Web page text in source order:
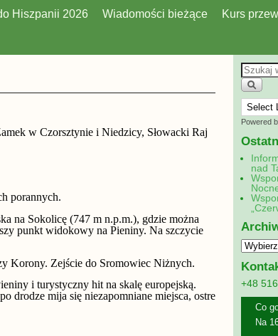
Hiszpanii 2026 Wiadomości bieżące Kurs
w Czorsztynie i Niedzicy, Słowacki Raj
porannych.
na Sokolicę (747 m n.p.m.), gdzie można
punkt widokowy na Pieniny. Na szczycie
Korony. Zejście do Sromowiec Niżnych.
i turystyczny hit na skalę europejską.
drodze mija się niezapomniane miejsca, ostre
Powered
nad
+48
Co
Na